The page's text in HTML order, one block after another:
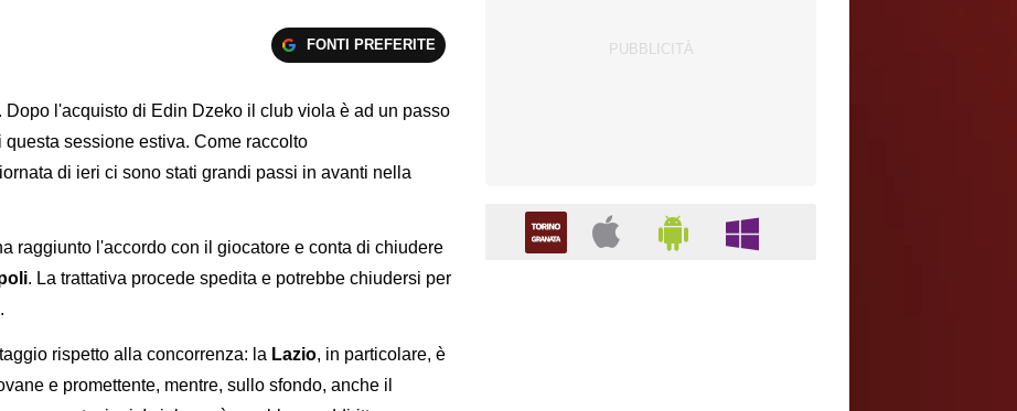
FONTI PREFERITE
. Dopo l'acquisto di Edin Dzeko il club viola è ad un passo
sessione estiva. Come raccolto
di ieri ci sono stati grandi passi in avanti nella
raggiunto l'accordo con il giocatore e conta di chiudere
. La trattativa procede spedita e potrebbe chiudersi per
rispetto alla concorrenza: la Lazio, in particolare, è
e promettente, mentre, sullo sfondo, anche il